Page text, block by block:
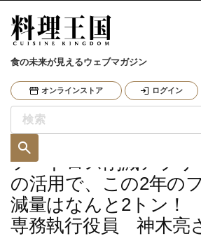
食の未来が見えるウェブマガジン
オンラインストア ログイン
フードロス削減アプリ
の活用で、この2年の
減量はなんと2トン！
専務執行役員 神木亮